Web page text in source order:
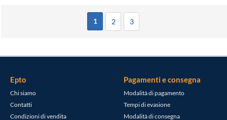
1 2 3
Epto
Chi siamo
Contatti
Condizioni di vendita
Pagamenti e consegna
Modalità di pagamento
Tempi di evasione
Modalità di consegna